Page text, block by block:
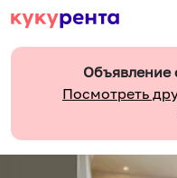
Объявление
Посмотреть